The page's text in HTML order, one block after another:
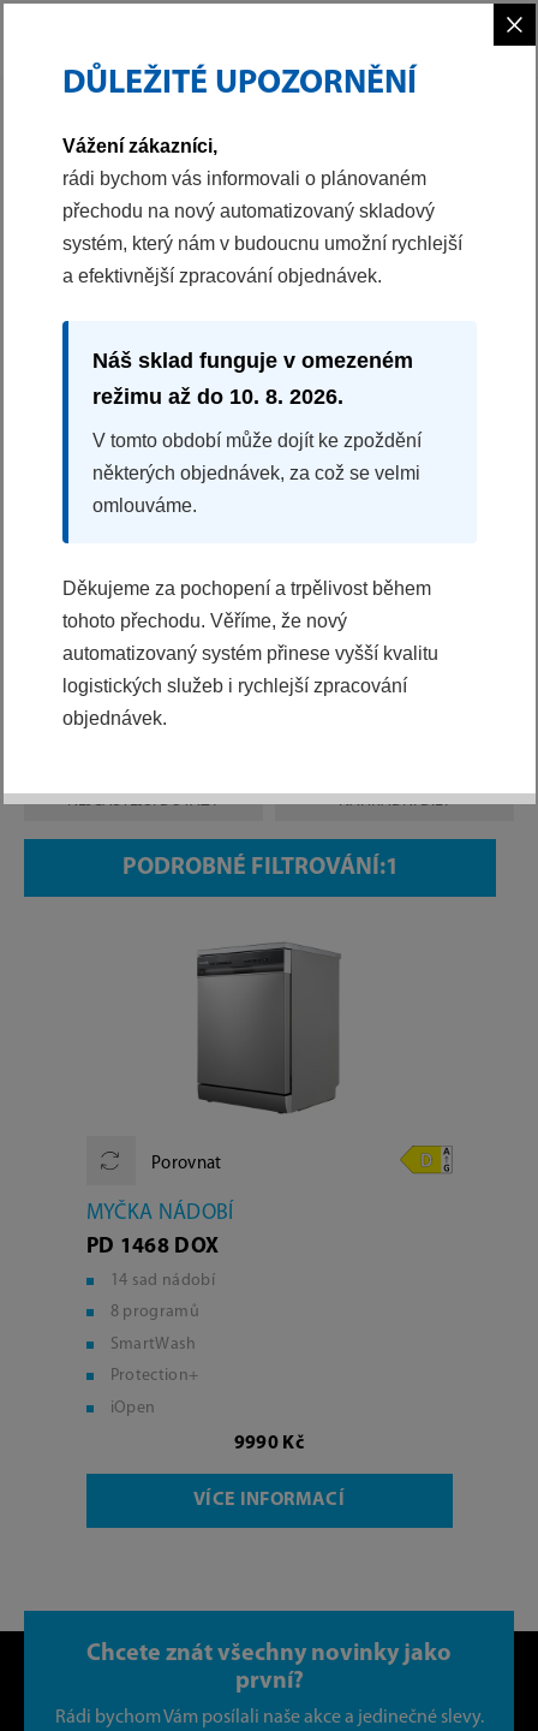
NEJČASTĚJŠÍ DOTAZY NÁHRADNÍ DÍLY
VŠE
PODROBNÉ FILTROVÁNÍ:
Porovnat
MYČKA NÁDOBÍ
PD 1468 DOX
14 sad nádobí
8 programů
SmartWash
Protection+
iOpen
9990 Kč
VÍCE INFORMACÍ
Chcete znát všechny novinky jako
první?
Rádi bychom Vám posílali naše akce a jedinečné slevy.
×
DŮLEŽITÉ UPOZORNĚNÍ
Vážení zákazníci,
rádi bychom vás informovali o plánovaném
přechodu na nový automatizovaný skladový
systém, který nám v budoucnu umožní rychlejší
a efektivnější zpracování objednávek.
Náš sklad funguje v omezeném
režimu až do 10. 8. 2026.
V tomto období může dojít ke zpoždění
některých objednávek, za což se velmi
omlouváme.
Děkujeme za pochopení a trpělivost během
tohoto přechodu. Věříme, že nový
automatizovaný systém přinese vyšší kvalitu
logistických služeb i rychlejší zpracování
objednávek.